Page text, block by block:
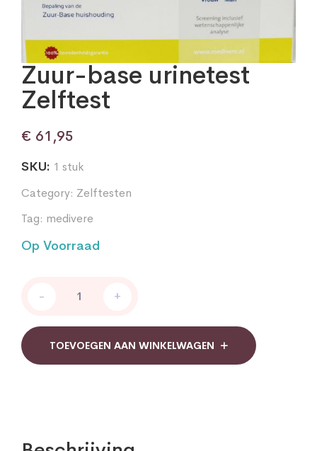
Zuur-base urinetest
Zelftest
€ 61,95
SKU: 1 stuk
Category: Zelftesten
Tag: medivere
Op Voorraad
base
Zelftest
quantity
- +
TOEVOEGEN AAN WINKELWAGEN